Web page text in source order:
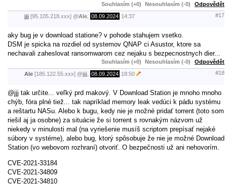
Souhlasím (+0) Nesouhlasím (-0) Odpovědět
jjj [95.105.218.xxx] @Ale 08.09.2024 14:37 #17
aky bug je v download statione? v pohode stahujem vsetko.
DSM je spicka na rozdiel od systemov QNAP ci Asustor, ktore sa
nechavali zaheslovat ransomwarom cez nejaku s bezpecnostnych dier...
Souhlasím (+0) Nesouhlasím (-0) Odpovědět
Ale [185.122.55.xxx] @jjj 08.09.2024 18:50 #18
@jjj tak určite... veľký prd makový. V Download Station je mnoho mnoho
chýb, fóra plné tiež... tak napríklad memory leak vedúci k pádu systému
a reštartu NASu. Alebo k bugu, kedy nie je možné pridať torrent (toto som
riešil aj ja osobne) za situácie že si torrent s rovnakým názvom už
niekedy v minulosti mal (na vyriešenie musíš scriptom prepísať nejaké
súbory v systéme), alebo bug, ktorý spôsobuje že nie je možné Download
Station (vo webovom rozhraní) otvoriť. O bezpečnosti už ani nehovorím.
CVE-2021-33184
CVE-2021-34809
CVE-2021-34810